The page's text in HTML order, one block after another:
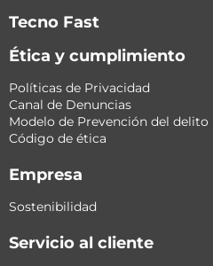
Tecno Fast
Ética y cumplimiento
Políticas de Privacidad
Canal de Denuncias
Modelo de Prevención del delito
Código de ética
Empresa
Sostenibilidad
Servicio al cliente